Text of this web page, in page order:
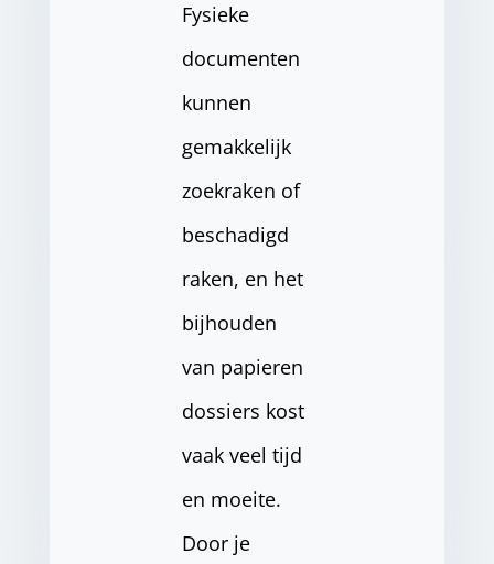
Fysieke
documenten
kunnen
gemakkelijk
zoekraken of
beschadigd
raken, en het
bijhouden
van papieren
dossiers kost
vaak veel tijd
en moeite.
Door je